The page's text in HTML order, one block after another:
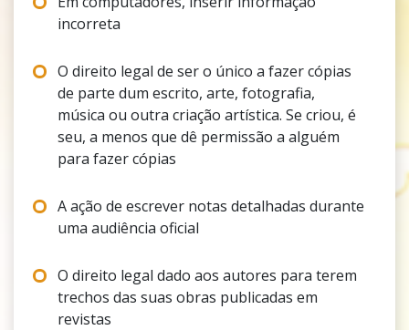
incorreta
O direito legal de ser o único a fazer cópias
de parte dum escrito, arte, fotografia,
música ou outra criação artística. Se criou, é
seu, a menos que dê permissão a alguém
para fazer cópias
A ação de escrever notas detalhadas durante
uma audiência oficial
O direito legal dado aos autores para terem
trechos das suas obras publicadas em
revistas